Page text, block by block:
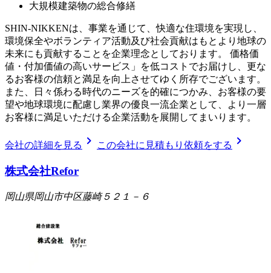
大規模建築物の総合修繕
SHIN-NIKKENは、事業を通じて、快適な住環境を実現し、
環境保全やボランティア活動及び社会貢献はもとより地球の
未来にも貢献することを企業理念としております。 価格価
値・付加価値の高いサービス」を低コストでお届けし、更な
るお客様の信頼と満足を向上させてゆく所存でございます。
また、日々係わる時代のニーズを的確につかみ、お客様の要
望や地球環境に配慮し業界の優良一流企業として、より一層
お客様に満足いただける企業活動を展開してまいります。
会社の詳細を見る chevron_right この会社に見積もり依頼をする chevron_right
株式会社Refor
岡山県岡山市中区藤崎５２１－６